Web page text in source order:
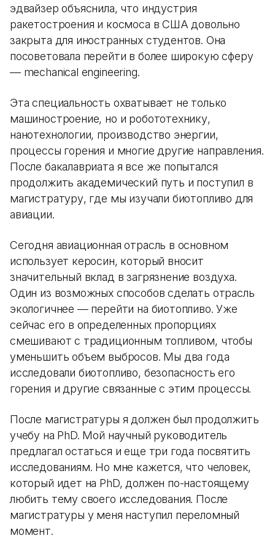
эдвайзер объяснила, что индустрия
ракетостроения и космоса в США довольно
закрыта для иностранных студентов. Она
посоветовала перейти в более широкую сферу
— mechanical engineering.
Эта специальность охватывает не только
машиностроение, но и робототехнику,
нанотехнологии, производство энергии,
процессы горения и многие другие направления.
После бакалавриата я все же попытался
продолжить академический путь и поступил в
магистратуру, где мы изучали биотопливо для
авиации.
Сегодня авиационная отрасль в основном
использует керосин, который вносит
значительный вклад в загрязнение воздуха.
Один из возможных способов сделать отрасль
экологичнее — перейти на биотопливо. Уже
сейчас его в определенных пропорциях
смешивают с традиционным топливом, чтобы
уменьшить объем выбросов. Мы два года
исследовали биотопливо, безопасность его
горения и другие связанные с этим процессы.
После магистратуры я должен был продолжить
учебу на PhD. Мой научный руководитель
предлагал остаться и еще три года посвятить
исследованиям. Но мне кажется, что человек,
который идет на PhD, должен по-настоящему
любить тему своего исследования. После
магистратуры у меня наступил переломный
момент.